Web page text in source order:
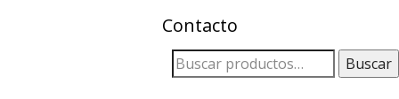
Contacto
Buscar